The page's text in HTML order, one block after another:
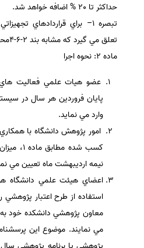
حداكثر تا 20 % اضافه خواهد شد.
تبصره 1– براي قراردادهاي
تعلق مي گيرد كه مشابه بند 2-6-4محاسبه مي شود.
ماده 2: نحوه اجرا
عضو هيات علمي فعاليت
پايان فروردين هر سال در
وارد مي نمايد.
امور پژوهش دانشگاه با
كسب شده
نيمه ارديبهشت ماه تعيين مي
اعضاي هيئت علمي دانشگاه
استفاده از طرح اعتبار
معاون پژوهشي دانشكده خود
مي نمايند. موضوع اين